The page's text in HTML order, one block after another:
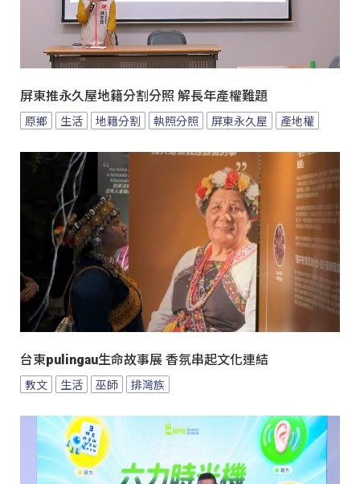
屏東推永久屋地籍分割分照 解長年產權難題
原鄉 生活 地籍分割 執照分照 屏東永久屋 產地權
台東pulingau生命故事展 香氛串起文化連結
教文 生活 巫師 排灣族